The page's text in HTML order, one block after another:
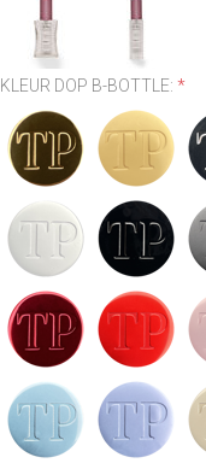
KLEUR DOP B-BOTTLE:*